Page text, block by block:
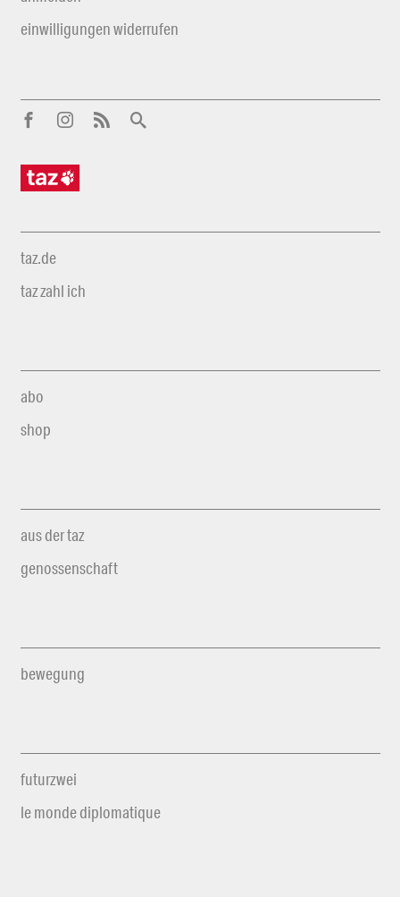
einwilligungen widerrufen
taz.de
taz zahl ich
abo
shop
aus der taz
genossenschaft
bewegung
futurzwei
le monde diplomatique